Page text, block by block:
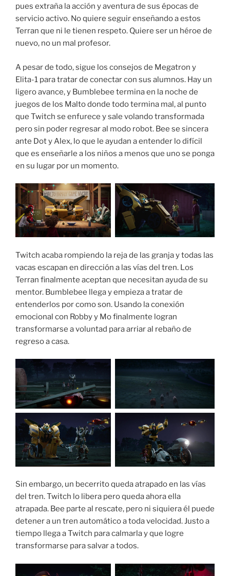
pues extraña la acción y aventura de sus épocas de
servicio activo. No quiere seguir enseñando a estos
Terran que ni le tienen respeto. Quiere ser un héroe de
nuevo, no un mal profesor.
A pesar de todo, sigue los consejos de Megatron y
Elita-1 para tratar de conectar con sus alumnos. Hay un
ligero avance, y Bumblebee termina en la noche de
juegos de los Malto donde todo termina mal, al punto
que Twitch se enfurece y sale volando transformada
pero sin poder regresar al modo robot. Bee se sincera
ante Dot y Alex, lo que le ayudan a entender lo difícil
que es enseñarle a los niños a menos que uno se ponga
en su lugar por un momento.
Twitch acaba rompiendo la reja de las granja y todas las
vacas escapan en dirección a las vías del tren. Los
Terran finalmente aceptan que necesitan ayuda de su
mentor. Bumblebee llega y empieza a tratar de
entenderlos por como son. Usando la conexión
emocional con Robby y Mo finalmente logran
transformarse a voluntad para arriar al rebaño de
regreso a casa.
Sin embargo, un becerrito queda atrapado en las vías
del tren. Twitch lo libera pero queda ahora ella
atrapada. Bee parte al rescate, pero ni siquiera él puede
detener a un tren automático a toda velocidad. Justo a
tiempo llega a Twitch para calmarla y que logre
transformarse para salvar a todos.